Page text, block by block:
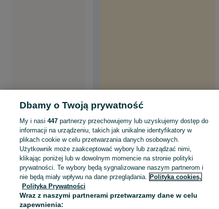
Dbamy o Twoją prywatność
My i nasi 447partnerzy przechowujemy lub uzyskujemy dostęp do
informacji na urządzeniu, takich jak unikalne identyfikatory w
plikach cookie w celu przetwarzania danych osobowych.
Użytkownik może zaakceptować wybory lub zarządzać nimi,
klikając poniżej lub w dowolnym momencie na stronie polityki
prywatności. Te wybory będą sygnalizowane naszym partnerom i
nie będą miały wpływu na dane przeglądania. Polityka cookies,
Polityka Prywatności
Wraz z naszymi partnerami przetwarzamy dane w celu
zapewnienia: